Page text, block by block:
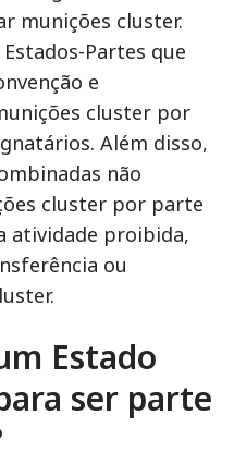
munições cluster.
Partes que
e
cluster por
Além disso,
não
cluster por parte
atividade proibida,
ou
Estado
ser parte